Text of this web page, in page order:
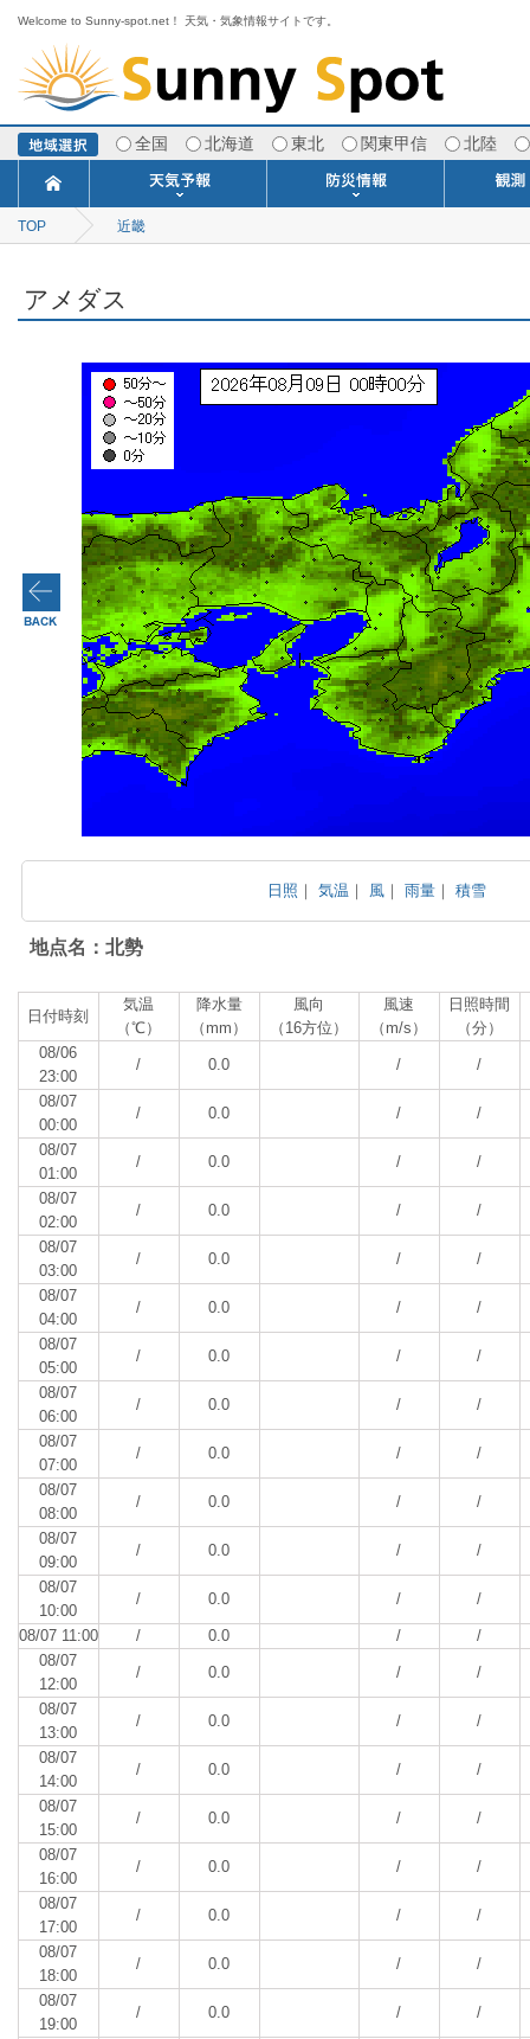
Welcome to Sunny-spot.net！ 天気・気象情報サイトです。
全国 北海道 東北 関東甲信 北陸
今日明日の天気
ポイント予報
週間天気予報
寒・暖候期予報
TOP 近畿
アメダス
日照 ｜気温 ｜ 風 ｜雨量 ｜積雪
地点名：北勢
日付時刻
気温
（℃）
降水量
（mm）
風向
（16方位）
風速
（m/s）
日照時間
（分）
08/06
23:00
/ 0.0 / /
08/07
00:00
/ 0.0 / /
08/07
01:00
/ 0.0 / /
08/07
02:00
/ 0.0 / /
08/07
03:00
/ 0.0 / /
08/07
04:00
/ 0.0 / /
08/07
05:00
/ 0.0 / /
08/07
06:00
/ 0.0 / /
08/07
07:00
/ 0.0 / /
08/07
08:00
/ 0.0 / /
08/07
09:00
/ 0.0 / /
08/07
10:00
/ 0.0 / /
08/07 11:00 / 0.0 /
/
08/07
12:00
/ 0.0 / /
08/07
13:00
/ 0.0 / /
08/07
14:00
/ 0.0 / /
08/07
15:00
/ 0.0 / /
08/07
16:00
/ 0.0 / /
08/07
17:00
/ 0.0 / /
08/07
18:00
/ 0.0 / /
08/07
19:00
/ 0.0 / /